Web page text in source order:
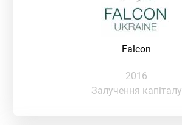
Falcon
2016
Залучення капіталу